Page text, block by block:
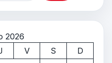
2026
V S
D